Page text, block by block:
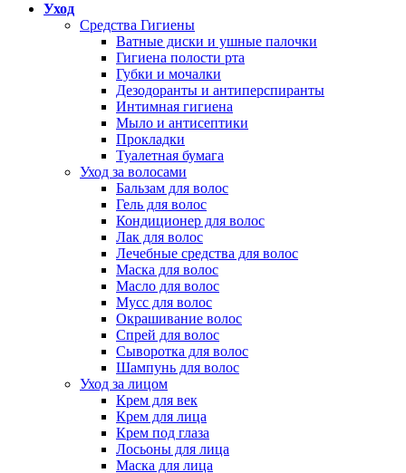
Уход
Средства Гигиены
Ватные диски и ушные палочки
Гигиена полости рта
Губки и мочалки
Дезодоранты и антиперспиранты
Интимная гигиена
Мыло и антисептики
Прокладки
Туалетная бумага
Уход за волосами
Бальзам для волос
Гель для волос
Кондиционер для волос
Лак для волос
Лечебные средства для волос
Маска для волос
Масло для волос
Мусс для волос
Окрашивание волос
Спрей для волос
Сыворотка для волос
Шампунь для волос
Уход за лицом
Крем для век
Крем для лица
Крем под глаза
Лосьоны для лица
Маска для лица